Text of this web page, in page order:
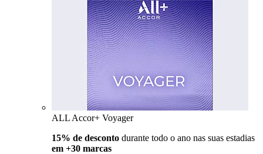
ALL Accor+ Voyager
15% de desconto durante todo o ano nas suas estadias
em +30 marcas